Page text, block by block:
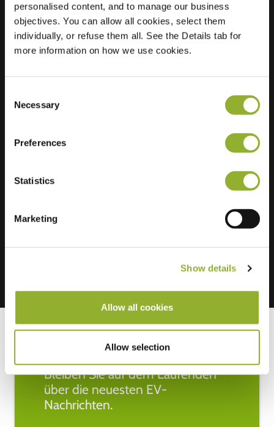
personalised content, and to manage our business
objectives. You can allow all cookies, select them
individually, or refuse them all. See the Details tab for
more information on how we use cookies.
Selection
Necessary
Preferences
Statistics
Marketing
Show details
Allow all cookies
Allow selection
Standort
Concordiastraat 9
2314 CX Leiden
Niederlande
Bleiben Sie auf dem Laufenden
über die neuesten EV-
Nachrichten.